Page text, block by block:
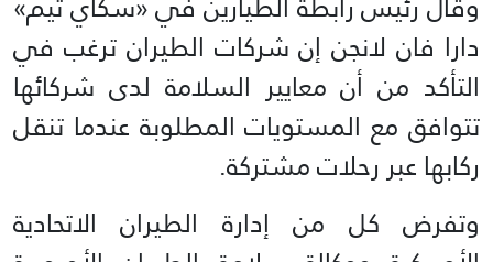
دارا فان لانجن إن شركات الطيران ترغب في
التأكد من أن معايير السلامة لدى شركائها
تتوافق مع المستويات المطلوبة عندما تنقل
ركابها عبر رحلات مشتركة.
وتفرض كل من إدارة الطيران الاتحادية